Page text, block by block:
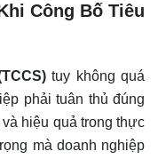
Công Bố Tiêu
tuy không quá
phải tuân thủ đúng
hiệu quả trong thực
mà doanh nghiệp